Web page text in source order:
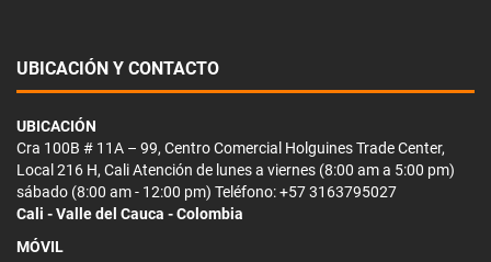
UBICACIÓN Y CONTACTO
UBICACIÓN
Cra 100B # 11A – 99, Centro Comercial Holguines Trade Center,
Local 216 H, Cali Atención de lunes a viernes (8:00 am a 5:00 pm)
sábado (8:00 am - 12:00 pm) Teléfono: +57 3163795027
Cali - Valle del Cauca - Colombia
MÓVIL